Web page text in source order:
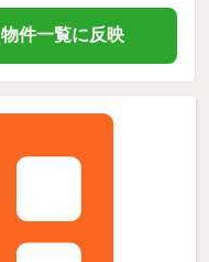
物件一覧に反映